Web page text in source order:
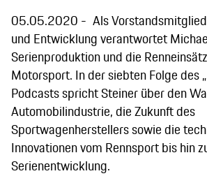
05.05.2020
Als
und Entwicklung verantwortet
Serienproduktion und die
Motorsport. In der siebten Folge des
Podcasts spricht Steiner über den
Automobilindustrie, die Zukunft des
Sportwagenherstellers sowie die
Innovationen vom Rennsport bis hin
Serienentwicklung.